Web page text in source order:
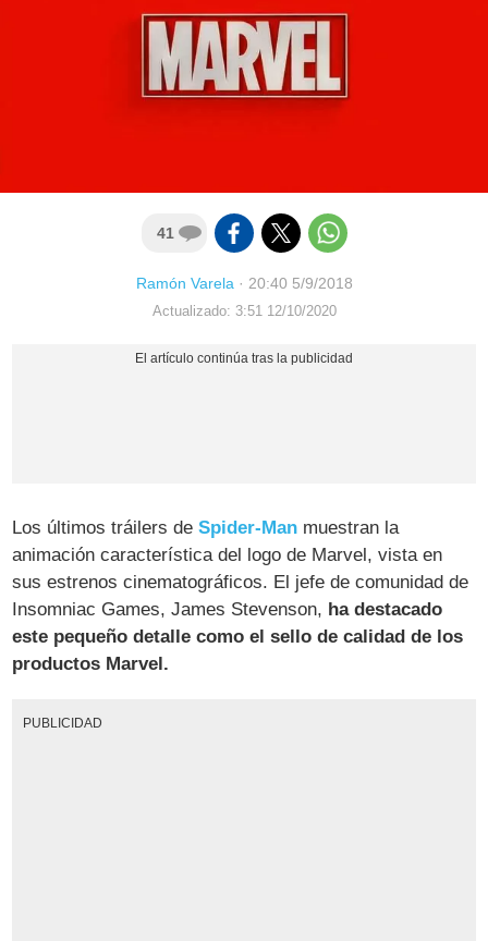
41
Ramón Varela· 20:40 5/9/2018
Actualizado: 3:51 12/10/2020
Los últimos tráilers deSpider-Man muestran la
animación característica del logo de Marvel, vista en
sus estrenos cinematográficos. El jefe de comunidad de
Insomniac Games, James Stevenson, ha destacado
este pequeño detalle como el sello de calidad de los
productos Marvel.
PUBLICIDAD